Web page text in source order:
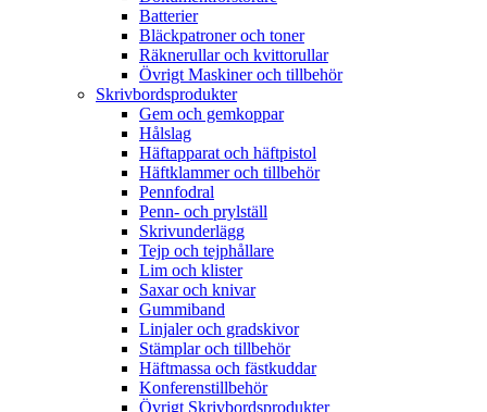
Batterier
Bläckpatroner och toner
Räknerullar och kvittorullar
Övrigt Maskiner och tillbehör
Skrivbordsprodukter
Gem och gemkoppar
Hålslag
Häftapparat och häftpistol
Häftklammer och tillbehör
Pennfodral
Penn- och prylställ
Skrivunderlägg
Tejp och tejphållare
Lim och klister
Saxar och knivar
Gummiband
Linjaler och gradskivor
Stämplar och tillbehör
Häftmassa och fästkuddar
Konferenstillbehör
Övrigt Skrivbordsprodukter